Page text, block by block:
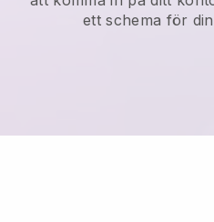
ett schema för